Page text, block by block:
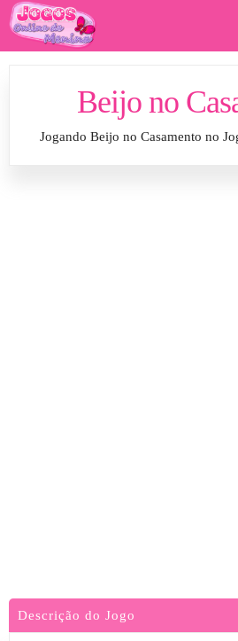
Beijo no
Jogando Beijo no Casamento no
Descrição do Jogo